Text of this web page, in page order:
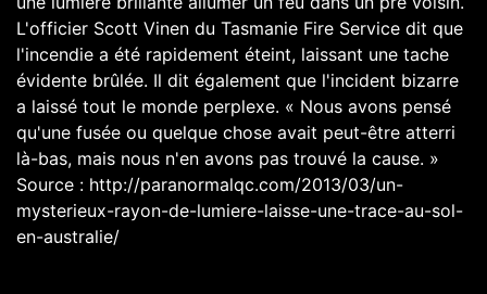
L'officier Scott Vinen du Tasmanie Fire Service dit que
l'incendie a été rapidement éteint, laissant une tache
évidente brûlée. Il dit également que l'incident bizarre
a laissé tout le monde perplexe. « Nous avons pensé
qu'une fusée ou quelque chose avait peut-être atterri
là-bas, mais nous n'en avons pas trouvé la cause. »
Source : http://paranormalqc.com/2013/03/un-
mysterieux-rayon-de-lumiere-laisse-une-trace-au-sol-
en-australie/